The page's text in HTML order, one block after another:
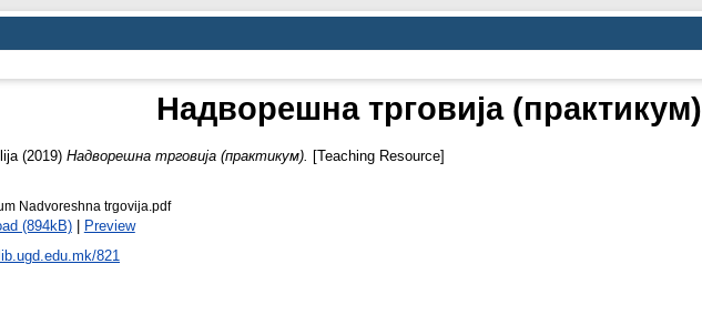
Надворешна трговија (практикум)
(2019) Надворешна трговија (практикум).
[Teaching Resource]
Nadvoreshna trgovija.pdf
(894kB)| Preview
821